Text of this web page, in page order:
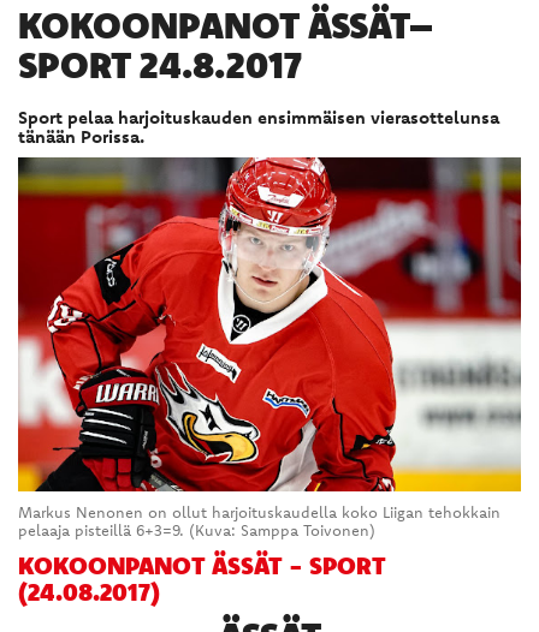
KOKOONPANOT ÄSSÄT–
SPORT 24.8.2017
Sport pelaa harjoituskauden ensimmäisen vierasottelunsa
tänään Porissa.
Markus Nenonen on ollut harjoituskaudella koko Liigan tehokkain
pelaaja pisteillä 6+3=9. (Kuva: Samppa Toivonen)
KOKOONPANOT ÄSSÄT - SPORT
(24.08.2017)